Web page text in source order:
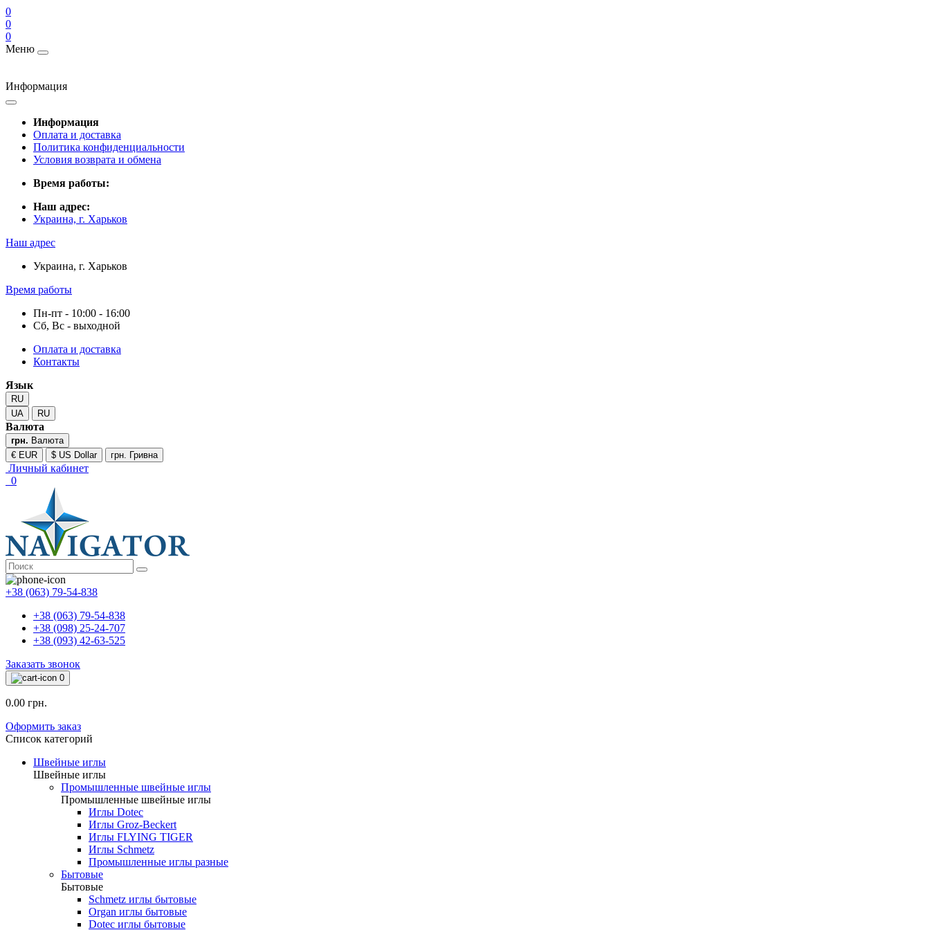
0
0
0
Меню
Информация
Информация
Оплата и доставка
Политика конфиденциальности
Условия возврата и обмена
Время работы:
Наш адрес:
Украина, г. Харьков
Наш адрес
Украина, г. Харьков
Время работы
Пн-пт - 10:00 - 16:00
Сб, Вс - выходной
Оплата и доставка
Контакты
Язык
RU
UA
RU
Валюта
грн. Валюта
€ EUR
$ US Dollar грн. Гривна
Личный кабинет
0
+38 (063) 79-54-838
+38 (063) 79-54-838
+38 (098) 25-24-707
+38 (093) 42-63-525
Заказать звонок
0
0.00 грн.
Оформить заказ
Список категорий
Швейные иглы
Швейные иглы
Промышленные швейные иглы
Промышленные швейные иглы
Иглы Dotec
Иглы Groz-Beckert
Иглы FLYING TIGER
Иглы Schmetz
Промышленные иглы разные
Бытовые
Бытовые
Schmetz иглы бытовые
Organ иглы бытовые
Dotec иглы бытовые